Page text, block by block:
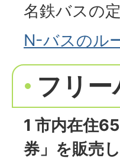
名鉄バスの
N-バスのル
フリ
1 市内在住
券」を販売し